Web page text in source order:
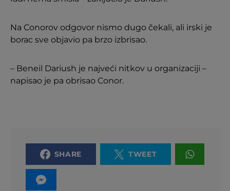
Na Conorov odgovor nismo dugo čekali, ali irski je
borac sve objavio pa brzo izbrisao.
– Beneil Dariush je najveći nitkov u organizaciji –
napisao je pa obrisao Conor.
SHARE TWEET